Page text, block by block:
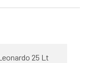
25 Lt